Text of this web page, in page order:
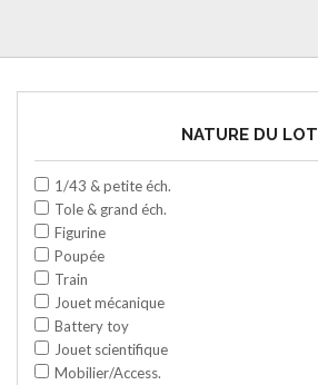
NATURE DU LOT
1/43 & petite éch.
Tole & grand éch.
Figurine
Poupée
Train
Jouet mécanique
Battery toy
Jouet scientifique
Mobilier/Access.